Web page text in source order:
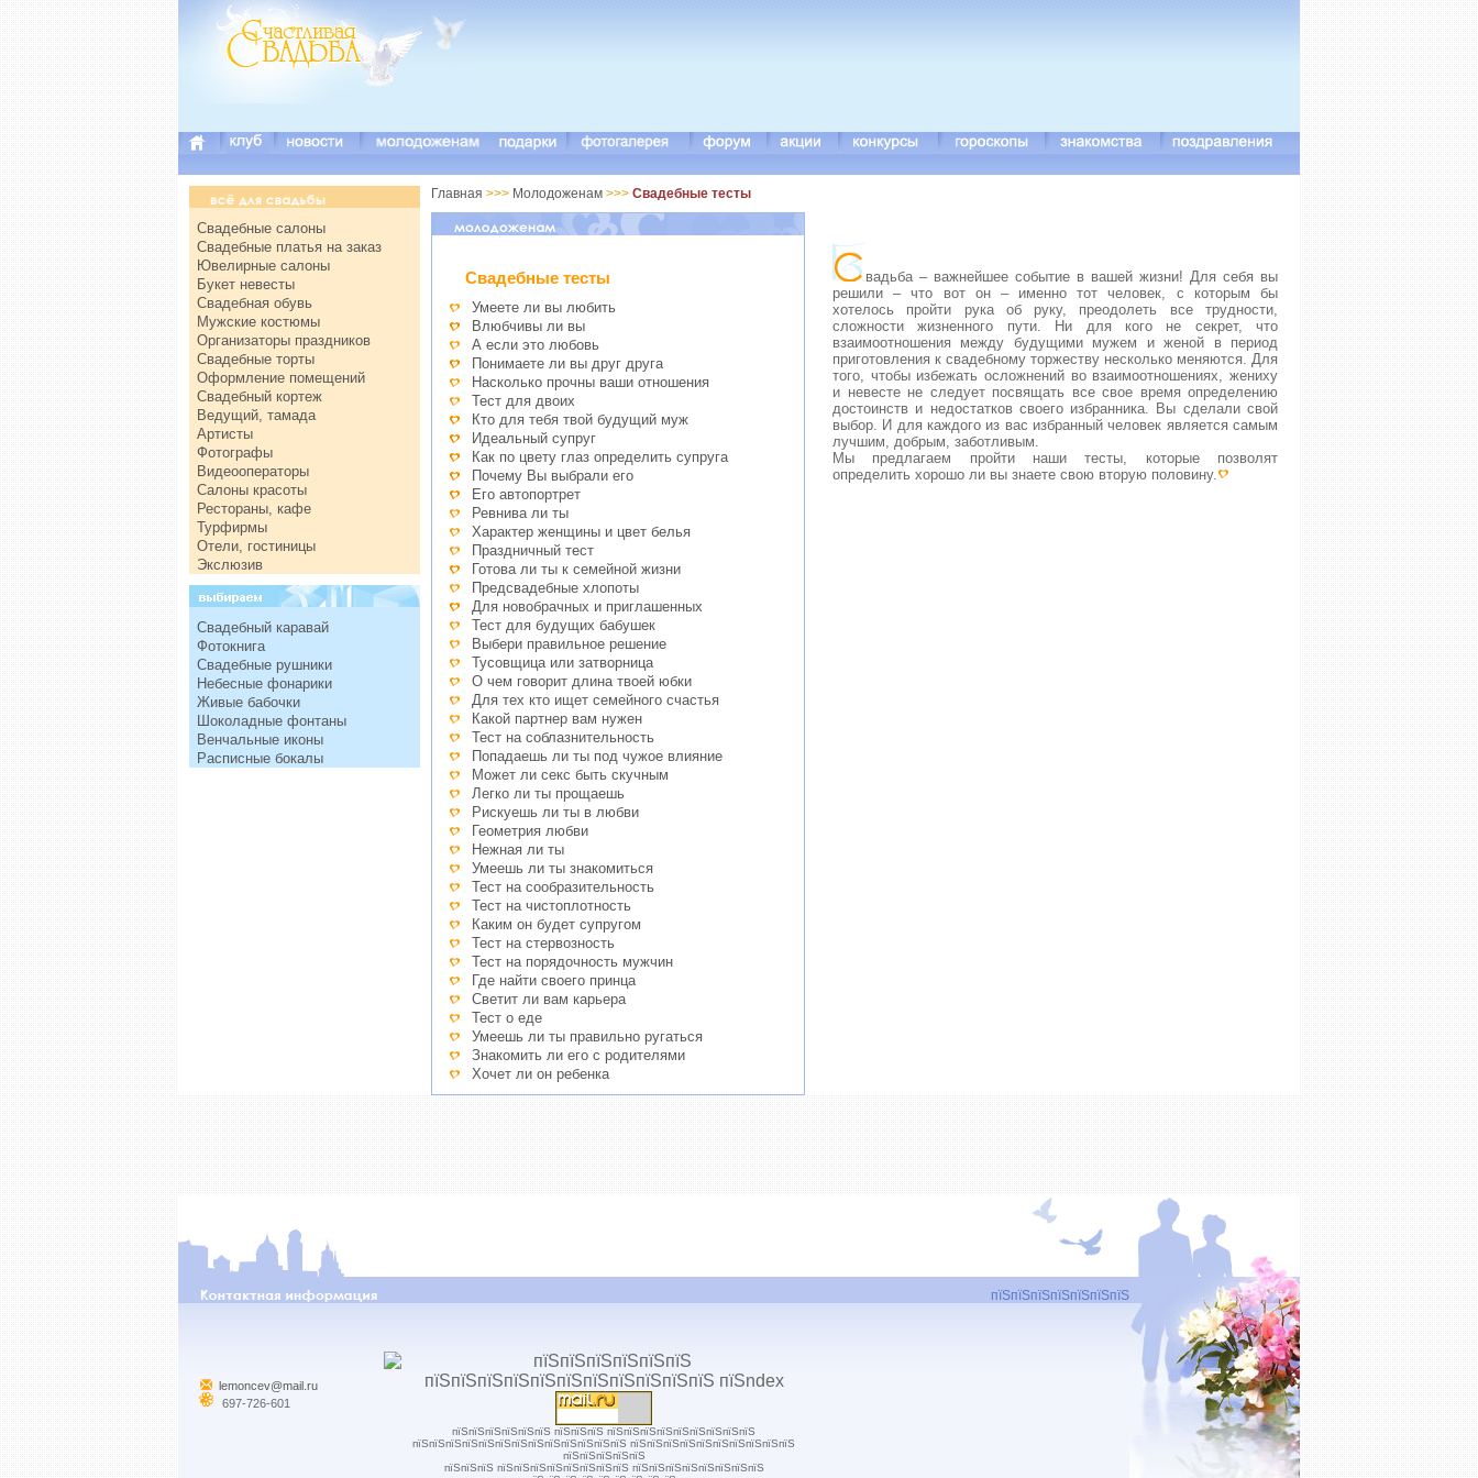
Свадебные салоны
Свадебные платья на заказ
Ювелирные салоны
Букет невесты
Свадебная обувь
Мужские костюмы
Организаторы праздников
Свадебные торты
Оформление помещений
Свадебный кортеж
Ведущий, тамада
Артисты
Фотографы
Видеооператоры
Салоны красоты
Рестораны, кафе
Турфирмы
Отели, гостиницы
Экслюзив
Свадебный каравай
Фотокнига
Свадебные рушники
Небесные фонарики
Живые бабочки
Шоколадные фонтаны
Венчальные иконы
Расписные бокалы
Главная >>> Молодоженам >>> Свадебные тесты
Свадебные тесты
Умеете ли вы любить
Влюбчивы ли вы
А если это любовь
Понимаете ли вы друг друга
Насколько прочны ваши отношения
Тест для двоих
Кто для тебя твой будущий муж
Идеальный супруг
Как по цвету глаз определить супруга
Почему Вы выбрали его
Его автопортрет
Ревнива ли ты
Характер женщины и цвет белья
Праздничный тест
Готова ли ты к семейной жизни
Предсвадебные хлопоты
Для новобрачных и приглашенных
Тест для будущих бабушек
Выбери правильное решение
Тусовщица или затворница
О чем говорит длина твоей юбки
Для тех кто ищет семейного счастья
Какой партнер вам нужен
Тест на соблазнительность
Попадаешь ли ты под чужое влияние
Может ли секс быть скучным
Легко ли ты прощаешь
Рискуешь ли ты в любви
Геометрия любви
Нежная ли ты
Умеешь ли ты знакомиться
Тест на сообразительность
Тест на чистоплотность
Каким он будет супругом
Тест на стервозность
Тест на порядочность мужчин
Где найти своего принца
Светит ли вам карьера
Тест о еде
Умеешь ли ты правильно ругаться
Знакомить ли его с родителями
Хочет ли он ребенка
вадьба – важнейшее событие в вашей жизни! Для себя вы
решили – что вот он – именно тот человек, с которым бы
хотелось пройти рука об руку, преодолеть все трудности,
сложности жизненного пути. Ни для кого не секрет, что
взаимоотношения между будущими мужем и женой в период
приготовления к свадебному торжеству несколько меняются. Для
того, чтобы избежать осложнений во взаимоотношениях, жениху
и невесте не следует посвящать все свое время определению
достоинств и недостатков своего избранника. Вы сделали свой
выбор. И для каждого из вас избранный человек является самым
лучшим, добрым, заботливым.
Мы предлагаем пройти наши тесты, которые позволят
определить хорошо ли вы знаете свою вторую половину.
пїЅпїЅпїЅпїЅпїЅпїЅпїЅ
lemoncev@mail.ru
697-726-601
пїЅпїЅпїЅпїЅпїЅпїЅ пїЅпїЅпїЅ пїЅпїЅпїЅпїЅпїЅпїЅпїЅпїЅпїЅ
пїЅпїЅпїЅпїЅпїЅпїЅпїЅпїЅпїЅпїЅпїЅпїЅпїЅ пїЅпїЅпїЅпїЅпїЅпїЅпїЅпїЅпїЅпїЅ
пїЅпїЅпїЅпїЅпїЅ
пїЅпїЅпїЅ пїЅпїЅпїЅпїЅпїЅпїЅпїЅпїЅ пїЅпїЅпїЅпїЅпїЅпїЅпїЅпїЅ